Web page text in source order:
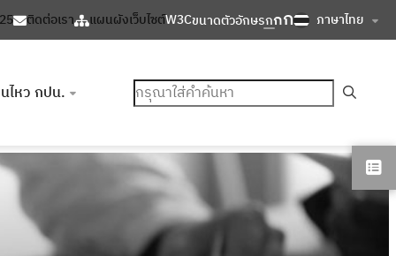
ติดต่อเรา แผนผังเว็บไซต์W3Cขนาดตัวอักษรกกก ภาษาไทย
ไหว กปน. ค้นหา